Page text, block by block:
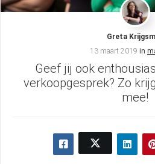
Greta
13 maart 2019 in
Geef jij ook
verkoopgesprek? Zo
mee!